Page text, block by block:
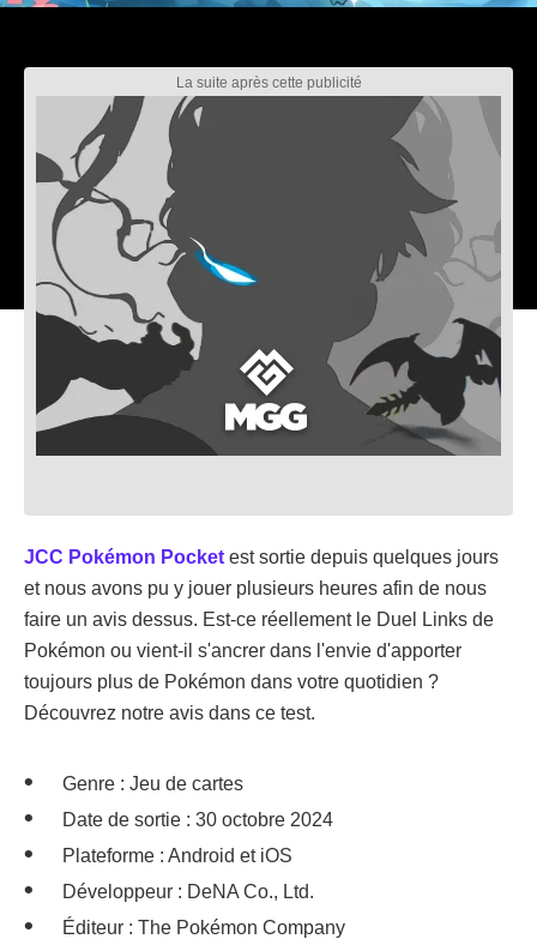
JCC Pokémon Pocket est sortie depuis quelques jours
et nous avons pu y jouer plusieurs heures afin de nous
faire un avis dessus. Est-ce réellement le Duel Links de
Pokémon ou vient-il s'ancrer dans l'envie d'apporter
toujours plus de Pokémon dans votre quotidien ?
Découvrez notre avis dans ce test.
Genre : Jeu de cartes
Date de sortie : 30 octobre 2024
Plateforme : Android et iOS
Développeur : DeNA Co., Ltd.
Éditeur : The Pokémon Company